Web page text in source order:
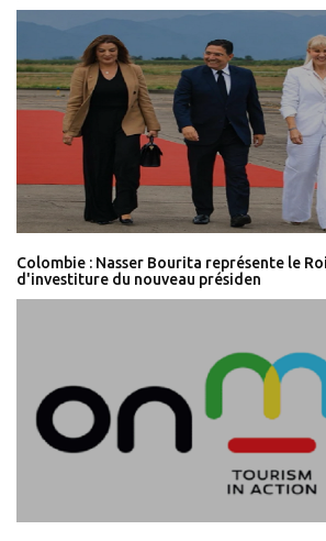
Colombie : Nasser Bourita représente le
d'investiture du nouveau présiden